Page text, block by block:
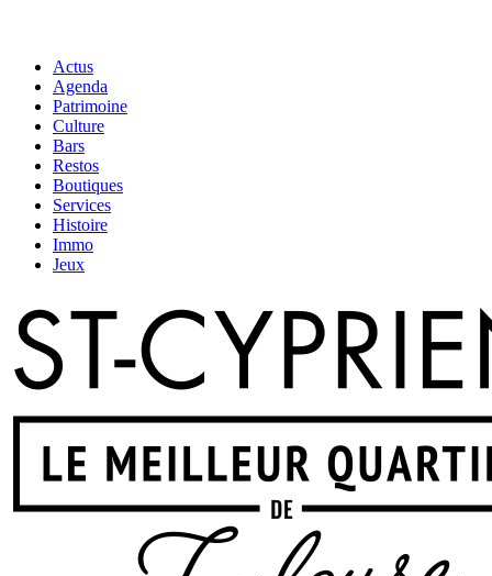
Actus
Agenda
Patrimoine
Culture
Bars
Restos
Boutiques
Services
Histoire
Immo
Jeux